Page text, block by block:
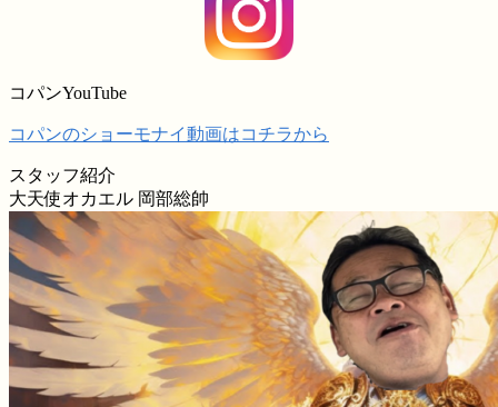
コパンYouTube
コパンのショーモナイ動画はコチラから
スタッフ紹介
大天使オカエル 岡部総帥